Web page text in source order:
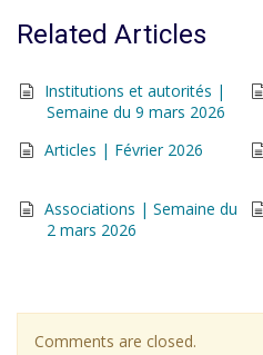
Related Articles
Institutions et autorités |
Semaine du 9 mars 2026
Articles | Février 2026
Associations | Semaine du
2 mars 2026
Comments are closed.